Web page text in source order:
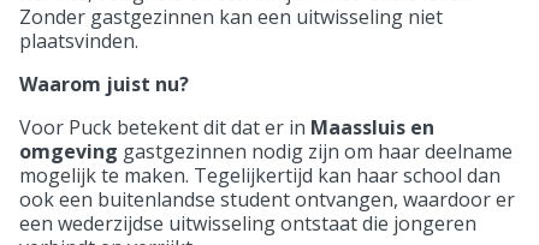
Zonder gastgezinnen kan een uitwisseling niet
plaatsvinden.
Waarom juist nu?
Voor Puck betekent dit dat er in Maassluis en
omgeving gastgezinnen nodig zijn om haar deelname
mogelijk te maken. Tegelijkertijd kan haar school dan
ook een buitenlandse student ontvangen, waardoor er
een wederzijdse uitwisseling ontstaat die jongeren